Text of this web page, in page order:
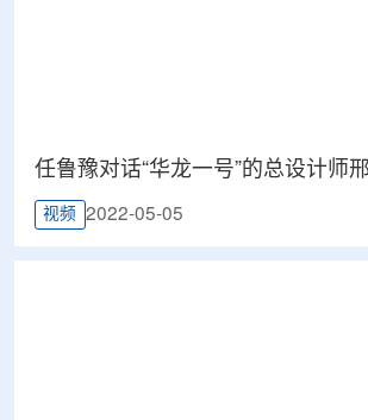
任鲁豫对话“华龙一号”的总设计师
视频 2022-05-05